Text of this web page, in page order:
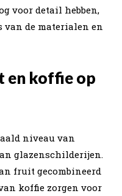
voor detail hebben,
van de materialen en
en koffie op
niveau van
glazenschilderijen.
fruit gecombineerd
koffie zorgen voor